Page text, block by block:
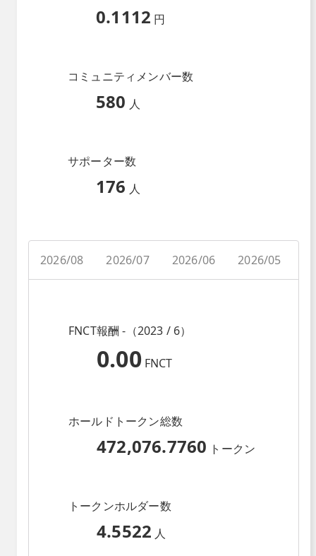
0.1112 円
コミュニティメンバー数
580 人
サポーター数
176 人
2026/08 2026/07 2026/06 2026/05
FNCT報酬 -（2023 / 6）
0.00 FNCT
ホールドトークン総数
472,076.7760 トークン
トークンホルダー数
4.5522 人